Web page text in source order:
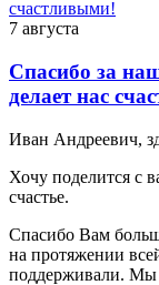
7 августа
Спасибо за
делает нас
Иван Андреевич,
Хочу поделится с
счастье.
Спасибо Вам
на протяжении
поддерживали. Мы